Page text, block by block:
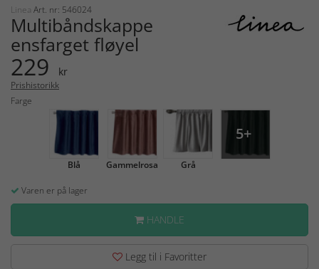
Linea Art. nr: 546024
Multibåndskappe
ensfarget fløyel
229 kr
Prishistorikk
Farge
Blå Gammelrosa Grå
5+
Varen er på lager
HANDLE
Legg til i Favoritter